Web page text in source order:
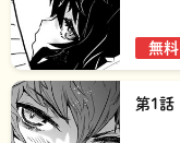
無料
第1話